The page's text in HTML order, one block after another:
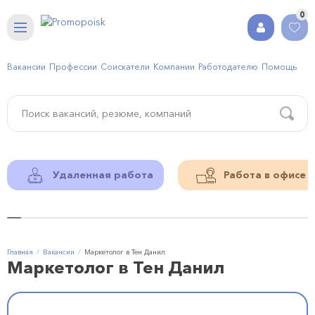
0
Вакансии Профессии Соискатели Компании Работодателю Помощь
Удаленная работа Работа в офисе
Главная Вакансии Маркетолог в Тен Данил
Маркетолог в Тен Данил